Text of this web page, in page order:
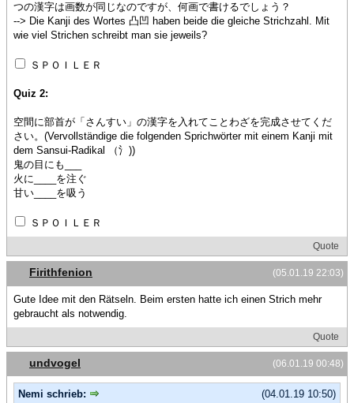
つの漢字は画数が同じなのですが、何画で書けるでしょう？
--> Die Kanji des Wortes 凸凹 haben beide die gleiche Strichzahl. Mit
wie viel Strichen schreibt man sie jeweils?
ＳＰＯＩＬＥＲ
Quiz 2:
空間に部首が「さんすい」の漢字を入れてことわざを完成させてくだ
さい。(Vervollständige die folgenden Sprichwörter mit einem Kanji mit
dem Sansui-Radikal （氵))
鬼の目にも___
火に____を注ぐ
甘い____を吸う
ＳＰＯＩＬＥＲ
Quote
(05.01.19 22:03)
Firithfenion
Gute Idee mit den Rätseln. Beim ersten hatte ich einen Strich mehr
gebraucht als notwendig.
Quote
(06.01.19 00:48)
undvogel
(04.01.19 10:50)
Nemi schrieb: